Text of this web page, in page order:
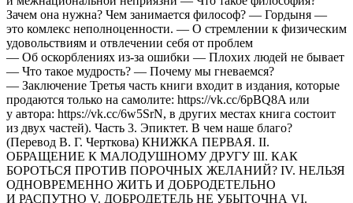
Зачем она нужна? Чем занимается философ? — Гордыня —
это комлекс неполноценности. — О стремлении к физическим
удовольствиям и отвлечении себя от проблем
— Об оскорблениях из-за ошибки — Плохих людей не бывает
— Что такое мудрость? — Почему мы гневаемся?
— Заключение Третья часть книги входит в издания, которые
продаются только на самолите: https://vk.cc/6pBQ8A или
у автора: https://vk.cc/6w5SrN, в других местах книга состоит
из двух частей). Часть 3. Эпиктет. В чем наше благо?
(Перевод В. Г. Черткова) КНИЖКА ПЕРВАЯ. II.
ОБРАЩЕНИЕ К МАЛОДУШНОМУ ДРУГУ III. КАК
БОРОТЬСЯ ПРОТИВ ПОРОЧНЫХ ЖЕЛАНИЙ? IV. НЕЛЬЗЯ
ОДНОВРЕМЕННО ЖИТЬ И ДОБРОДЕТЕЛЬНО
И РАСПУТНО V. ДОБРОДЕТЕЛЬ НЕ УБЫТОЧНА VI.